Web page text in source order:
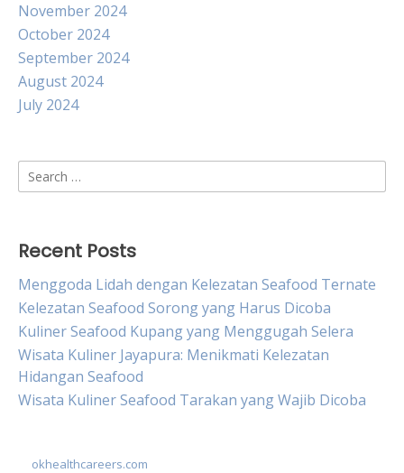
November 2024
October 2024
September 2024
August 2024
July 2024
Search
for:
Recent Posts
Menggoda Lidah dengan Kelezatan Seafood Ternate
Kelezatan Seafood Sorong yang Harus Dicoba
Kuliner Seafood Kupang yang Menggugah Selera
Wisata Kuliner Jayapura: Menikmati Kelezatan
Hidangan Seafood
Wisata Kuliner Seafood Tarakan yang Wajib Dicoba
okhealthcareers.com